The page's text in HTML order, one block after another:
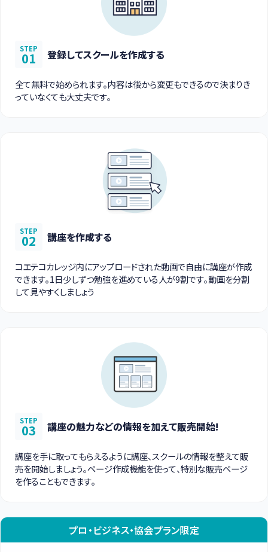
STEP
01 登録してスクールを作成する
全て無料で始められます。内容は後から変更もできるので決まりき
っていなくても大丈夫です。
STEP
02 講座を作成する
コエテコカレッジ内にアップロードされた動画で自由に講座が作成
できます。1日少しずつ勉強を進めている人が9割です。動画を分割
して見やすくしましょう
STEP
03 講座の魅力などの情報を加えて販売開始!
講座を手に取ってもらえるように講座、スクールの情報を整えて販
売を開始しましょう。ページ作成機能を使って、特別な販売ページ
を作ることもできます。
プロ・ビジネス・協会プラン限定